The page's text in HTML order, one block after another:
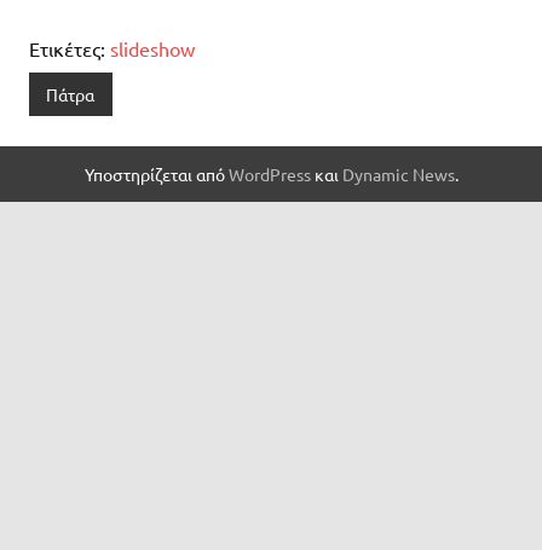
Ετικέτες: slideshow
Πάτρα
Υποστηρίζεται απόWordPressκαι Dynamic News.